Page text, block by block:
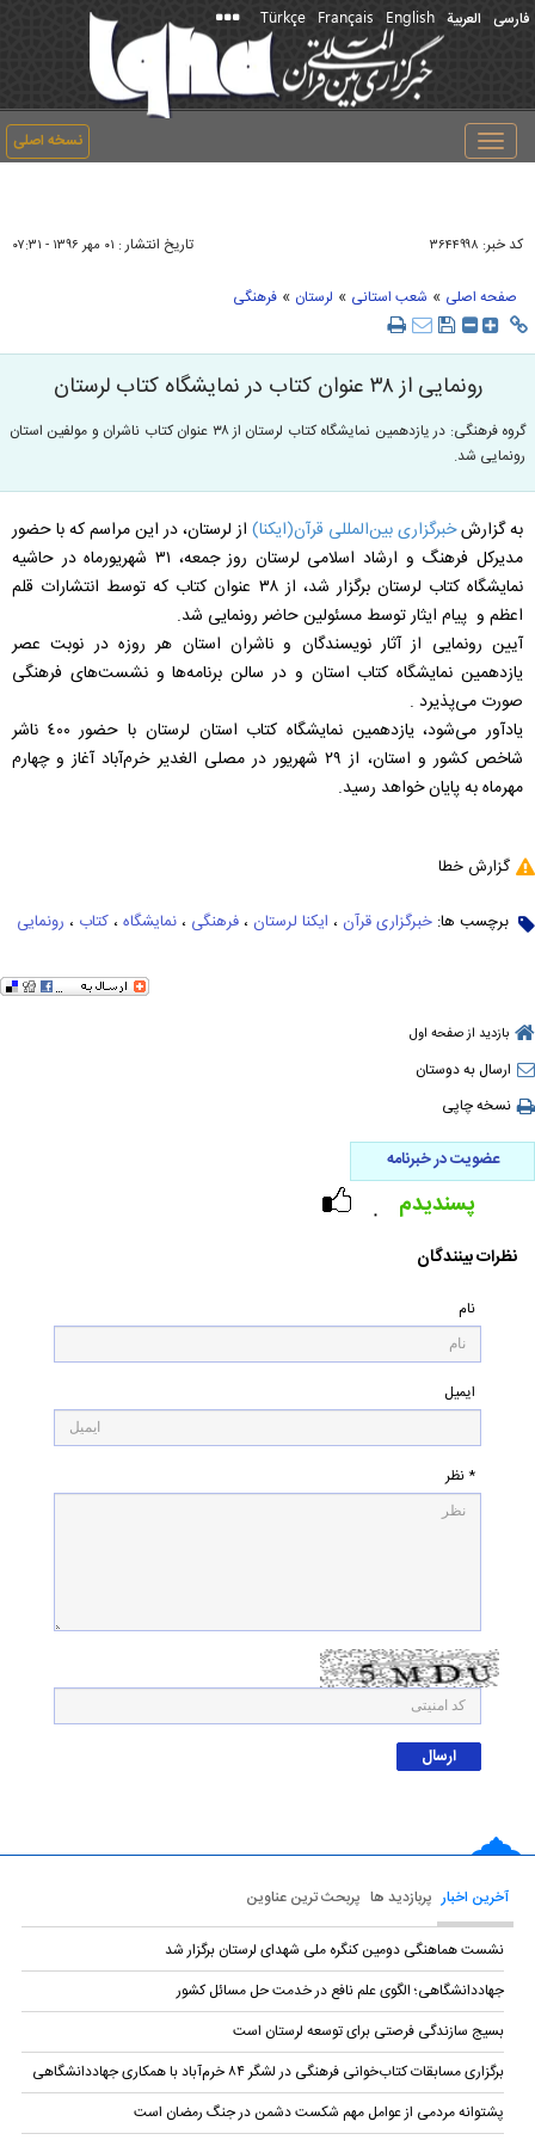
فارسی العربیة English
Français
Türkçe
نسخه اصلی
Toggle
navigation
کد خبر: ۳۶۴۴۹۹۸ تاریخ انتشار : ۰۱ مهر ۱۳۹۶ - ۰۷:۳۱
صفحه اصلی » شعب استانی » لرستان » فرهنگی
رونمایی از ٣٨ عنوان کتاب در نمایشگاه کتاب لرستان
گروه فرهنگی: در یازدهمین نمایشگاه کتاب لرستان از ٣٨ عنوان کتاب ناشران و مولفین استان
رونمایی شد.
به گزارشخبرگزاری بین‌المللی قرآن(ایکنا) از لرستان، در این مراسم که با حضور
مدیرکل فرهنگ و ارشاد اسلامی لرستان روز جمعه، ۳۱ شهریورماه در حاشیه
نمایشگاه کتاب لرستان برگزار شد، از ٣٨ عنوان کتاب که توسط انتشارات قلم
اعظم و پیام ایثار توسط مسئولین حاضر رونمایی شد.
آیین رونمایی از آثار نویسندگان و ناشران استان هر روزه در نوبت عصر
یازدهمین نمایشگاه کتاب استان و در سالن برنامه‌ها و نشست‌های فرهنگی
صورت می‌پذیرد .
یادآور می‌شود، یازدهمین نمایشگاه کتاب استان لرستان با حضور ٤٠٠ ناشر
شاخص کشور و استان، از ٢٩ شهریور در مصلی الغدیر خرم‌آباد آغاز و چهارم
مهرماه به پایان خواهد رسید.
گزارش خطا
برچسب ها: خبرگزاری قرآن ، ایکنا لرستان ، فرهنگی ، نمایشگاه ، کتاب ، رونمایی
بازدید از صفحه اول
ارسال به دوستان
نسخه چاپی
عضویت در خبرنامه
۰ پسندیدم
نظرات بینندگان
نام
ایمیل
* نظر
آخرین اخبار پربازدید ها پربحث ترین عناوین
نشست هماهنگی دومین کنگره ملی شهدای لرستان برگزار شد
جهاددانشگاهی؛ الگوی علم نافع در خدمت حل مسائل کشور
بسیج سازندگی فرصتی برای توسعه لرستان است
برگزاری مسابقات کتاب‌خوانی فرهنگی در لشگر ۸۴ خرم‌آباد با همکاری جهاددانشگاهی
پشتوانه مردمی از عوامل مهم شکست دشمن در جنگ رمضان است